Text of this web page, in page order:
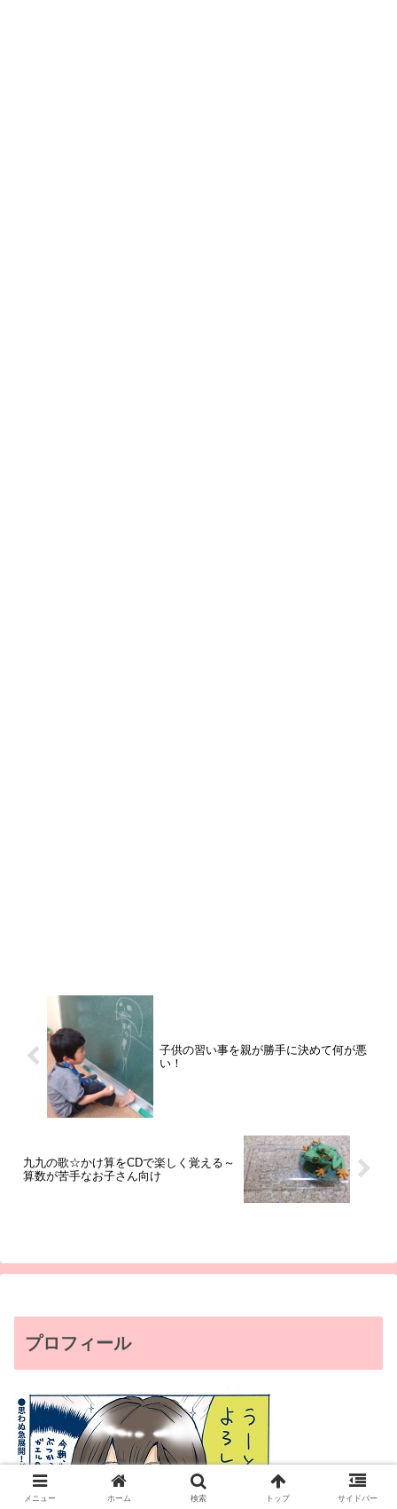
子供の習い事を親が勝手に決めて何が悪
い！
九九の歌☆かけ算をCDで楽しく覚える～
算数が苦手なお子さん向け
プロフィール
メニュー ホーム 検索 トップ サイドバー